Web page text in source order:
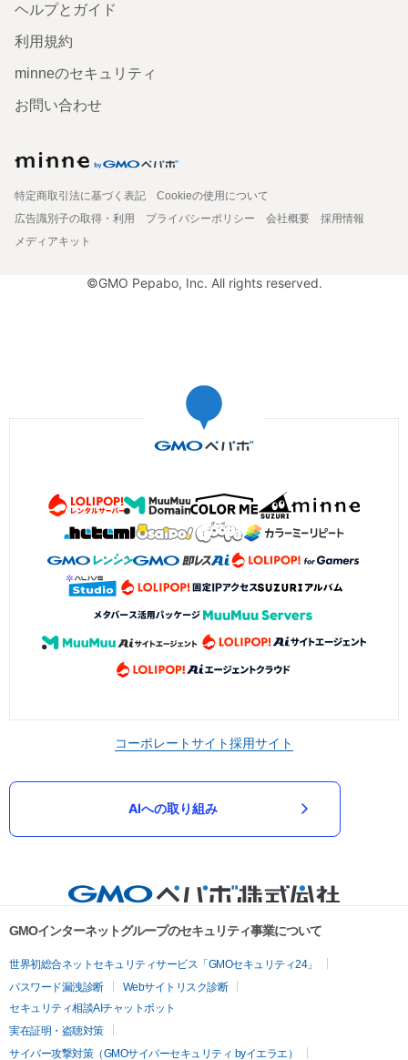
ヘルプとガイド
利用規約
minneのセキュリティ
お問い合わせ
特定商取引法に基づく表記
Cookieの使用について
広告識別子の取得・利用
プライバシーポリシー 会社概要
採用情報
メディアキット
©GMO Pepabo, Inc. All rights reserved.
コーポレートサイト採用サイト
AIへの取り組み
GMOインターネットグループのセキュリティ事業について
世界初総合ネットセキュリティサービス「GMOセキュリティ24」
パスワード漏洩診断
Webサイトリスク診断
セキュリティ相談AIチャットボット
実在証明・盗聴対策
サイバー攻撃対策（GMOサイバーセキュリティ byイエラエ）